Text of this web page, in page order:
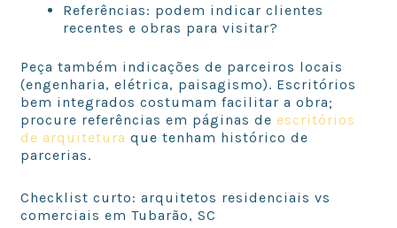
Referências: podem indicar clientes
recentes e obras para visitar?
Peça também indicações de parceiros locais
(engenharia, elétrica, paisagismo). Escritórios
bem integrados costumam facilitar a obra;
procure referências em páginas de escritórios
de arquitetura que tenham histórico de
parcerias.
Checklist curto: arquitetos residenciais vs
comerciais em Tubarão, SC